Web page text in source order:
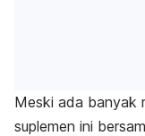
Meski ada banyak
suplemen ini